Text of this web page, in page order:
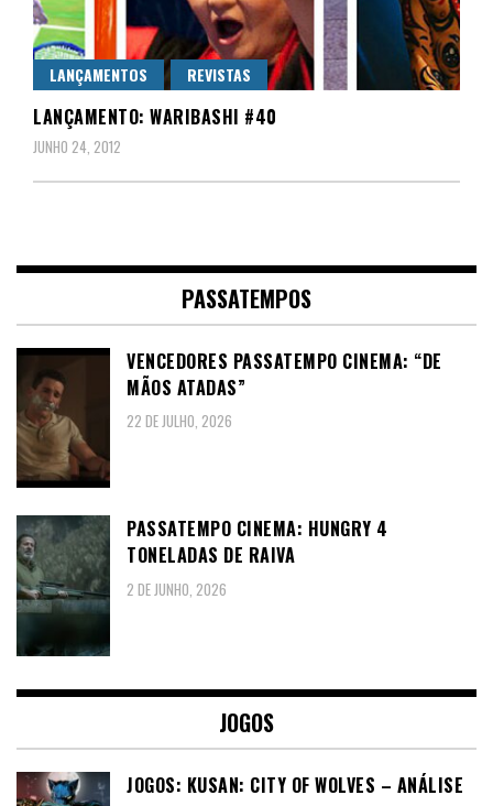
LANÇAMENTOS REVISTAS
LANÇAMENTO: WARIBASHI #40
JUNHO 24, 2012
PASSATEMPOS
VENCEDORES PASSATEMPO CINEMA: “DE
MÃOS ATADAS”
22 DE JULHO, 2026
PASSATEMPO CINEMA: HUNGRY 4
TONELADAS DE RAIVA
2 DE JUNHO, 2026
JOGOS
JOGOS: KUSAN: CITY OF WOLVES – ANÁLISE